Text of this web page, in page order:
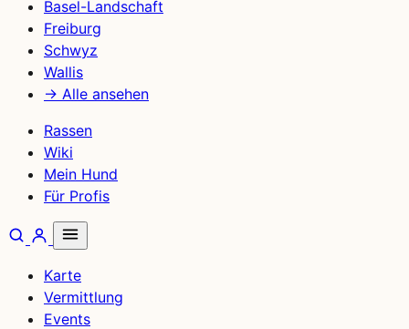
Basel-Landschaft
Freiburg
Schwyz
Wallis
→ Alle ansehen
Rassen
Wiki
Mein Hund
Für Profis
Karte
Vermittlung
Events